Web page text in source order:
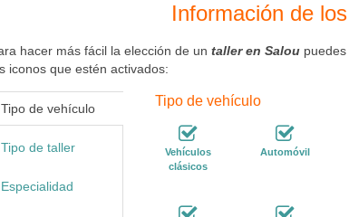
Información de
hacer más fácil la elección de un taller en Saloupuedes
iconos que estén activados:
Tipo de vehículo
Tipo de taller
Especialidad
Tipo de vehículo
Vehículos
clásicos
Automóvil